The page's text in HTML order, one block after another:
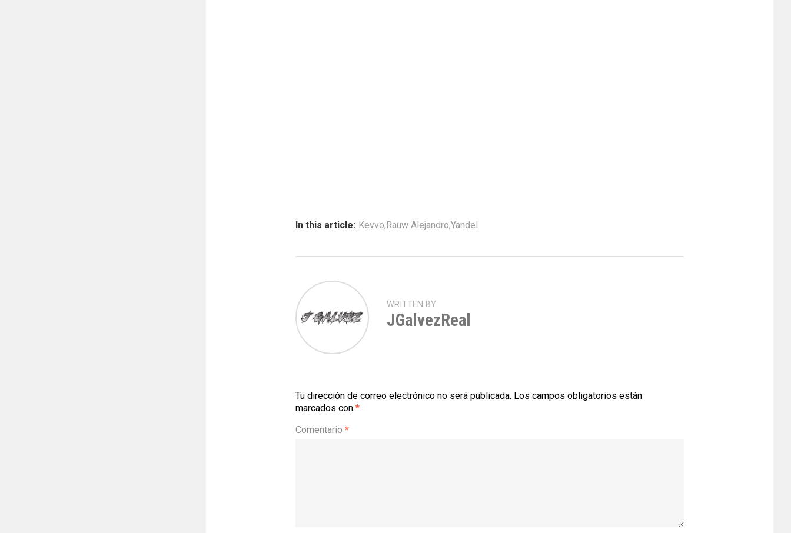
In this article: Kevvo,Rauw Alejandro,Yandel
WRITTEN BY
JGalvezReal
Tu dirección de correo electrónico no será publicada. Los campos obligatorios están
marcados con *
Comentario *